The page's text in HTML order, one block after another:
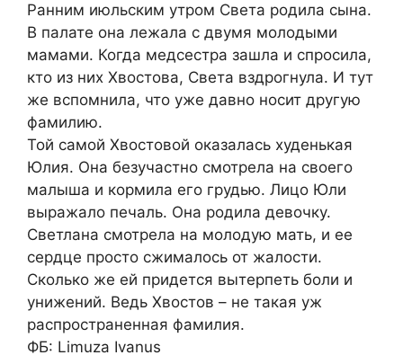
Ранним июльским утром Света родила сына.
В палате она лежала с двумя молодыми
мамами. Когда медсестра зашла и спросила,
кто из них Хвостова, Света вздрогнула. И тут
же вспомнила, что уже давно носит другую
фамилию.
Той самой Хвостовой оказалась худенькая
Юлия. Она безучастно смотрела на своего
малыша и кормила его грудью. Лицо Юли
выражало печаль. Она родила девочку.
Светлана смотрела на молодую мать, и ее
сердце просто сжималось от жалости.
Сколько же ей придется вытерпеть боли и
унижений. Ведь Хвостов – не такая уж
распространенная фамилия.
ФБ: Limuza Ivanus